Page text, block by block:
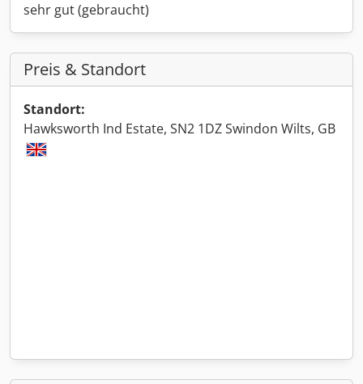
sehr gut (gebraucht)
Preis & Standort
Standort:
Hawksworth Ind Estate, SN2 1DZ Swindon Wilts, GB